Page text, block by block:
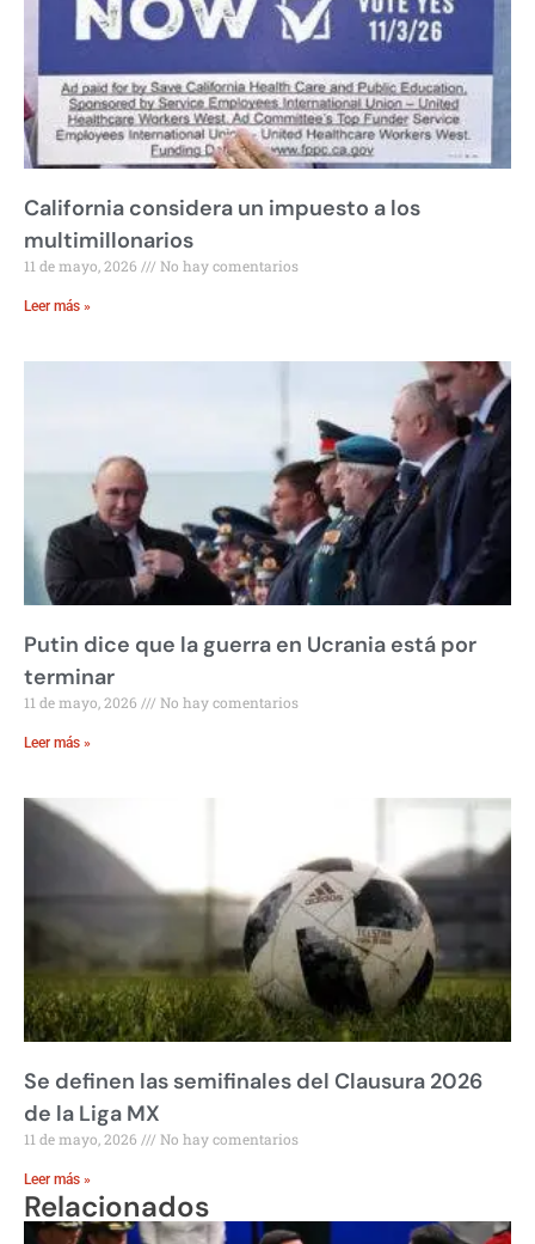
California considera un impuesto a los
multimillonarios
11 de mayo, 2026 No hay comentarios
Leer más »
Putin dice que la guerra en Ucrania está por
terminar
11 de mayo, 2026 No hay comentarios
Leer más »
Se definen las semifinales del Clausura 2026
de la Liga MX
11 de mayo, 2026 No hay comentarios
Leer más »
Relacionados